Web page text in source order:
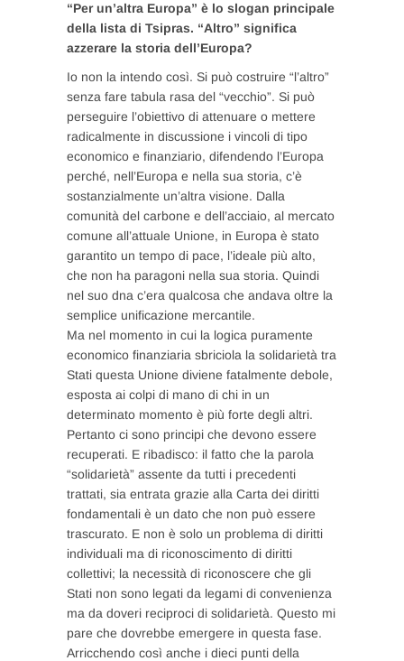
“Per un’altra Europa” è lo slogan principale
della lista di Tsipras. “Altro” significa
azzerare la storia dell’Europa?
Io non la intendo così. Si può costruire “l’altro”
senza fare tabula rasa del “vecchio”. Si può
perseguire l’obiettivo di attenuare o mettere
radicalmente in discussione i vincoli di tipo
economico e finanziario, difendendo l’Europa
perché, nell’Europa e nella sua storia, c’è
sostanzialmente un’altra visione. Dalla
comunità del carbone e dell’acciaio, al mercato
comune all’attuale Unione, in Europa è stato
garantito un tempo di pace, l’ideale più alto,
che non ha paragoni nella sua storia. Quindi
nel suo dna c’era qualcosa che andava oltre la
semplice unificazione mercantile.
Ma nel momento in cui la logica puramente
economico finanziaria sbriciola la solidarietà tra
Stati questa Unione diviene fatalmente debole,
esposta ai colpi di mano di chi in un
determinato momento è più forte degli altri.
Pertanto ci sono principi che devono essere
recuperati. E ribadisco: il fatto che la parola
“solidarietà” assente da tutti i precedenti
trattati, sia entrata grazie alla Carta dei diritti
fondamentali è un dato che non può essere
trascurato. E non è solo un problema di diritti
individuali ma di riconoscimento di diritti
collettivi; la necessità di riconoscere che gli
Stati non sono legati da legami di convenienza
ma da doveri reciproci di solidarietà. Questo mi
pare che dovrebbe emergere in questa fase.
Arricchendo così anche i dieci punti della